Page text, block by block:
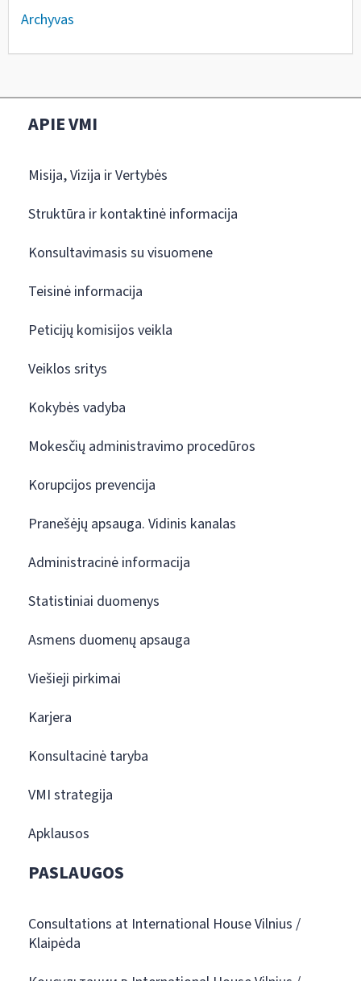
Archyvas
APIE VMI
Misija, Vizija ir Vertybės
Struktūra ir kontaktinė informacija
Konsultavimasis su visuomene
Teisinė informacija
Peticijų komisijos veikla
Veiklos sritys
Kokybės vadyba
Mokesčių administravimo procedūros
Korupcijos prevencija
Pranešėjų apsauga. Vidinis kanalas
Administracinė informacija
Statistiniai duomenys
Asmens duomenų apsauga
Viešieji pirkimai
Karjera
Konsultacinė taryba
VMI strategija
Apklausos
PASLAUGOS
Consultations at International House Vilnius /
Klaipėda